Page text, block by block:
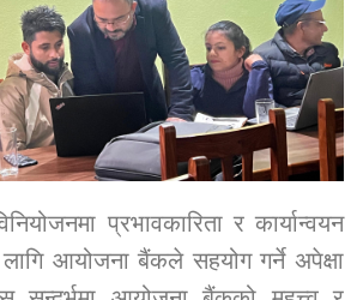
प्रभावकारिता र कार्यान्वयन
लागि आयोजना बैंकले सहयोग गर्ने अपेक्षा